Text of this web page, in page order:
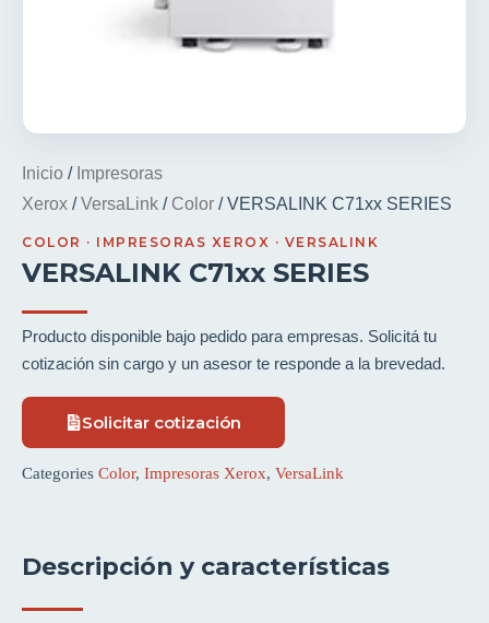
Inicio / Impresoras
Xerox /VersaLink / Color / VERSALINK C71xx SERIES
COLOR · IMPRESORAS XEROX · VERSALINK
VERSALINK C71xx SERIES
Producto disponible bajo pedido para empresas. Solicitá tu
cotización sin cargo y un asesor te responde a la brevedad.
Solicitar cotización
Categories Color, Impresoras Xerox, VersaLink
Descripción y características